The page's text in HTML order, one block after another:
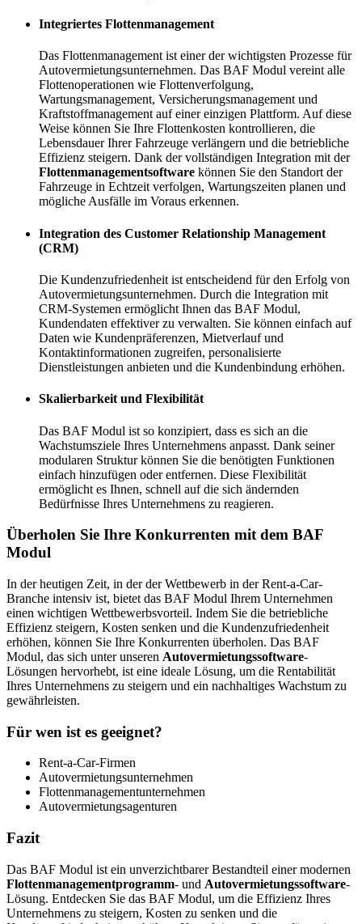
Integriertes Flottenmanagement
Das Flottenmanagement ist einer der wichtigsten Prozesse für
Autovermietungsunternehmen. Das BAF Modul vereint alle
Flottenoperationen wie Flottenverfolgung,
Wartungsmanagement, Versicherungsmanagement und
Kraftstoffmanagement auf einer einzigen Plattform. Auf diese
Weise können Sie Ihre Flottenkosten kontrollieren, die
Lebensdauer Ihrer Fahrzeuge verlängern und die betriebliche
Effizienz steigern. Dank der vollständigen Integration mit der
Flottenmanagementsoftware können Sie den Standort der
Fahrzeuge in Echtzeit verfolgen, Wartungszeiten planen und
mögliche Ausfälle im Voraus erkennen.
Integration des Customer Relationship Management
(CRM)
Die Kundenzufriedenheit ist entscheidend für den Erfolg von
Autovermietungsunternehmen. Durch die Integration mit
CRM-Systemen ermöglicht Ihnen das BAF Modul,
Kundendaten effektiver zu verwalten. Sie können einfach auf
Daten wie Kundenpräferenzen, Mietverlauf und
Kontaktinformationen zugreifen, personalisierte
Dienstleistungen anbieten und die Kundenbindung erhöhen.
Skalierbarkeit und Flexibilität
Das BAF Modul ist so konzipiert, dass es sich an die
Wachstumsziele Ihres Unternehmens anpasst. Dank seiner
modularen Struktur können Sie die benötigten Funktionen
einfach hinzufügen oder entfernen. Diese Flexibilität
ermöglicht es Ihnen, schnell auf die sich ändernden
Bedürfnisse Ihres Unternehmens zu reagieren.
Überholen Sie Ihre Konkurrenten mit dem BAF
Modul
In der heutigen Zeit, in der der Wettbewerb in der Rent-a-Car-
Branche intensiv ist, bietet das BAF Modul Ihrem Unternehmen
einen wichtigen Wettbewerbsvorteil. Indem Sie die betriebliche
Effizienz steigern, Kosten senken und die Kundenzufriedenheit
erhöhen, können Sie Ihre Konkurrenten überholen. Das BAF
Modul, das sich unter unseren Autovermietungssoftware-
Lösungen hervorhebt, ist eine ideale Lösung, um die Rentabilität
Ihres Unternehmens zu steigern und ein nachhaltiges Wachstum zu
gewährleisten.
Für wen ist es geeignet?
Rent-a-Car-Firmen
Autovermietungsunternehmen
Flottenmanagementunternehmen
Autovermietungsagenturen
Fazit
Das BAF Modul ist ein unverzichtbarer Bestandteil einer modernen
Flottenmanagementprogramm- und Autovermietungssoftware-
Lösung. Entdecken Sie das BAF Modul, um die Effizienz Ihres
Unternehmens zu steigern, Kosten zu senken und die